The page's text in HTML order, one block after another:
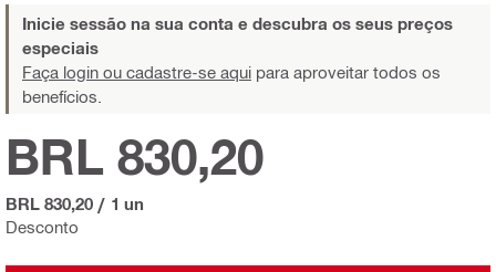
Inicie sessão na sua conta e descubra os seus preços
especiais
Faça login ou cadastre-se aqui para aproveitar todos os
benefícios.
Desconto
BRL 830,20
BRL 830,20 / 1 un